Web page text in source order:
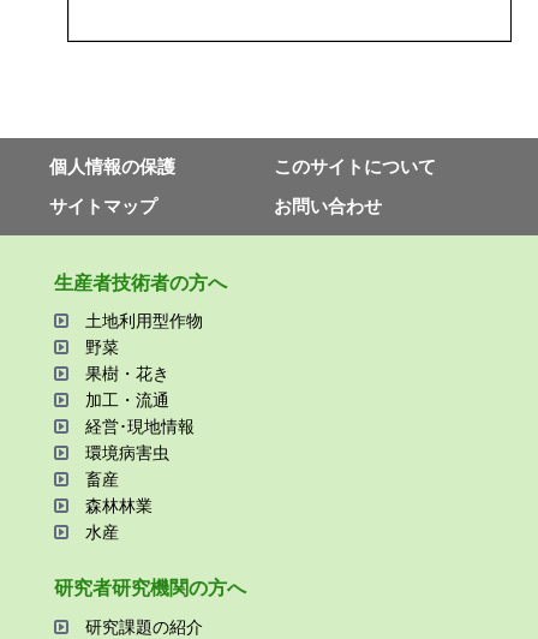
個⼈情報の保護
このサイトについて
サイトマップ
お問い合わせ
⽣産者技術者の⽅へ
⼟地利⽤型作物
野菜
果樹・花き
加⼯・流通
経営･現地情報
環境病害⾍
畜産
森林林業
⽔産
研究者研究機関の⽅へ
研究課題の紹介